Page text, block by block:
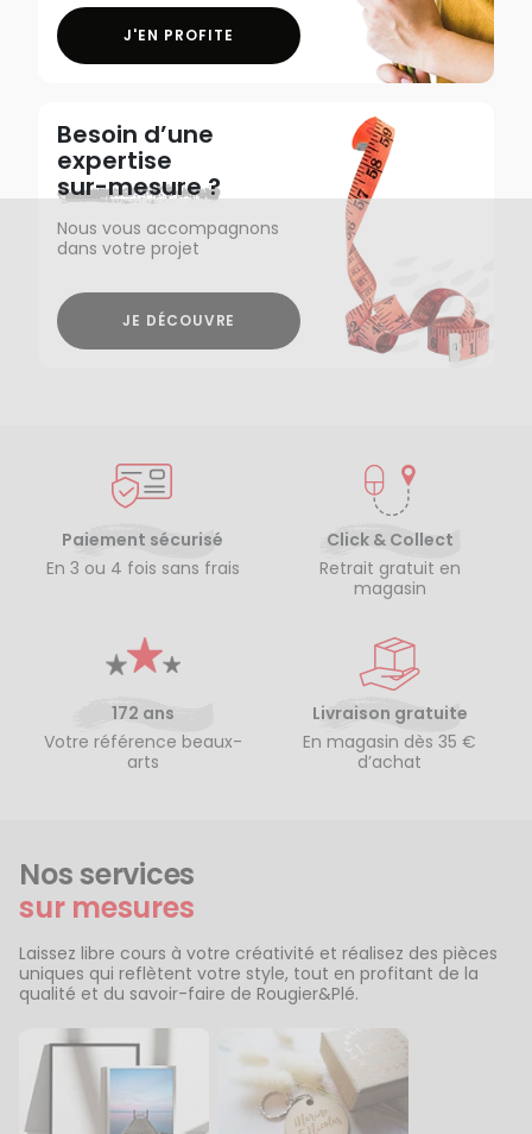
J'EN PROFITE
Besoin d’une
expertise
sur-mesure ?
Nous vous accompagnons
dans votre projet
JE DÉCOUVRE
Paiement sécurisé
En 3 ou 4 fois sans frais
Click & Collect
Retrait gratuit en
magasin
172 ans
Votre référence beaux-
arts
Livraison gratuite
En magasin dès 35 €
d’achat
Nos services
sur mesures
Laissez libre cours à votre créativité et réalisez des pièces
uniques qui reflètent votre style, tout en profitant de la
qualité et du savoir-faire de Rougier&Plé.